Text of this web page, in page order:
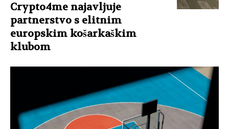
Crypto4me najavljuje
partnerstvo s elitnim
europskim košarkaškim
klubom